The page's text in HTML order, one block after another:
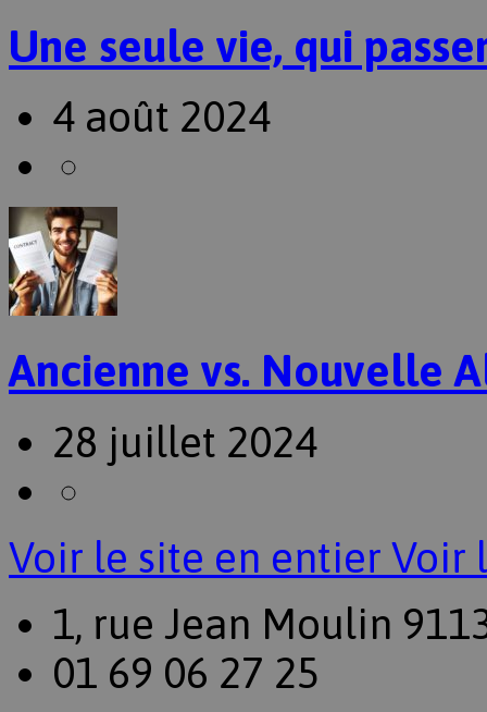
Une seule vie, qui
4 août 2024
Ancienne vs. Nouvelle
28 juillet 2024
Voir le site en entier Voir
1, rue Jean Moulin
01 69 06 27 25